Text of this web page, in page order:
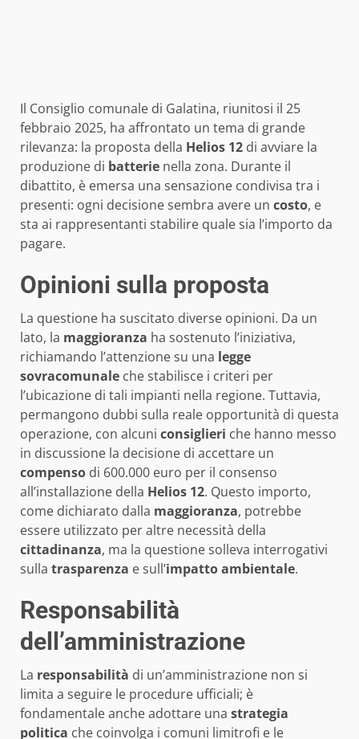
Il Consiglio comunale di Galatina, riunitosi il 25
febbraio 2025, ha affrontato un tema di grande
rilevanza: la proposta della Helios 12 di avviare la
produzione di batterie nella zona. Durante il
dibattito, è emersa una sensazione condivisa tra i
presenti: ogni decisione sembra avere un costo, e
sta ai rappresentanti stabilire quale sia l’importo da
pagare.
Opinioni sulla proposta
La questione ha suscitato diverse opinioni. Da un
lato, la maggioranza ha sostenuto l’iniziativa,
richiamando l’attenzione su una legge
sovracomunale che stabilisce i criteri per
l’ubicazione di tali impianti nella regione. Tuttavia,
permangono dubbi sulla reale opportunità di questa
operazione, con alcuni consiglieri che hanno messo
in discussione la decisione di accettare un
compenso di 600.000 euro per il consenso
all’installazione della Helios 12. Questo importo,
come dichiarato dalla maggioranza, potrebbe
essere utilizzato per altre necessità della
cittadinanza, ma la questione solleva interrogativi
sulla trasparenza e sull’impatto ambientale.
Responsabilità
dell’amministrazione
La responsabilità di un’amministrazione non si
limita a seguire le procedure ufficiali; è
fondamentale anche adottare una strategia
politica che coinvolga i comuni limitrofi e le